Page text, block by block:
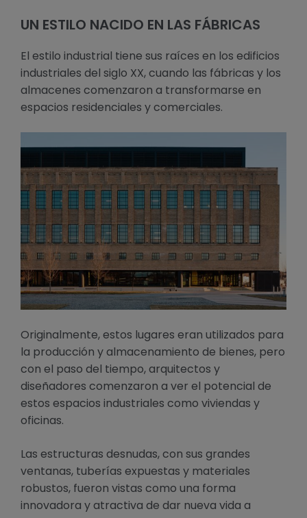
UN ESTILO NACIDO EN LAS FÁBRICAS
El estilo industrial tiene sus raíces en los edificios
industriales del siglo XX, cuando las fábricas y los
almacenes comenzaron a transformarse en
espacios residenciales y comerciales.
Originalmente, estos lugares eran utilizados para
la producción y almacenamiento de bienes, pero
con el paso del tiempo, arquitectos y
diseñadores comenzaron a ver el potencial de
estos espacios industriales como viviendas y
oficinas.
Las estructuras desnudas, con sus grandes
ventanas, tuberías expuestas y materiales
robustos, fueron vistas como una forma
innovadora y atractiva de dar nueva vida a